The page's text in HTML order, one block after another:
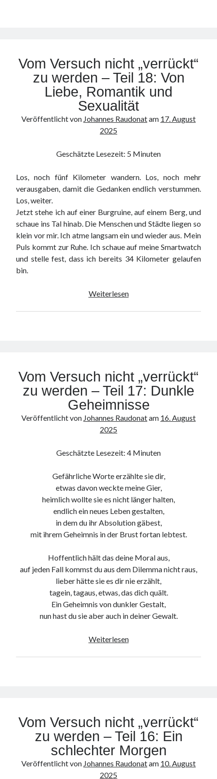
Teil
19:
Eine
Nacht
im
dunklen
Vom Versuch nicht „verrückt“
zu werden – Teil 18: Von
Liebe, Romantik und
Sexualität
Veröffentlicht von Johannes Raudonatam 17. August
2025
Geschätzte Lesezeit: 5 Minuten
Los, noch fünf Kilometer wandern. Los, noch mehr
verausgaben, damit die Gedanken endlich verstummen.
Los, weiter.
Jetzt stehe ich auf einer Burgruine, auf einem Berg, und
schaue ins Tal hinab. Die Menschen und Städte liegen so
klein vor mir. Ich atme langsam ein und wieder aus. Mein
Puls kommt zur Ruhe. Ich schaue auf meine Smartwatch
und stelle fest, dass ich bereits 34 Kilometer gelaufen
bin.
WeiterlesenVom
Teil
18:
Von
Liebe,
Romantik
Vom Versuch nicht „verrückt“
zu werden – Teil 17: Dunkle
Geheimnisse
Veröffentlicht von Johannes Raudonatam 16. August
2025
Geschätzte Lesezeit: 4 Minuten
Gefährliche Worte erzählte sie dir,
etwas davon weckte meine Gier,
heimlich wollte sie es nicht länger halten,
endlich ein neues Leben gestalten,
in dem du ihr Absolution gäbest,
mit ihrem Geheimnis in der Brust fortan lebtest.
Hoffentlich hält das deine Moral aus,
auf jeden Fall kommst du aus dem Dilemma nicht raus,
lieber hätte sie es dir nie erzählt,
tagein, tagaus, etwas, das dich quält.
Ein Geheimnis von dunkler Gestalt,
nun hast du sie aber auch in deiner Gewalt.
WeiterlesenVom
Teil
17:
Dunkle
Geheimnisse
Vom Versuch nicht „verrückt“
zu werden – Teil 16: Ein
schlechter Morgen
Veröffentlicht von Johannes Raudonatam 10. August
2025